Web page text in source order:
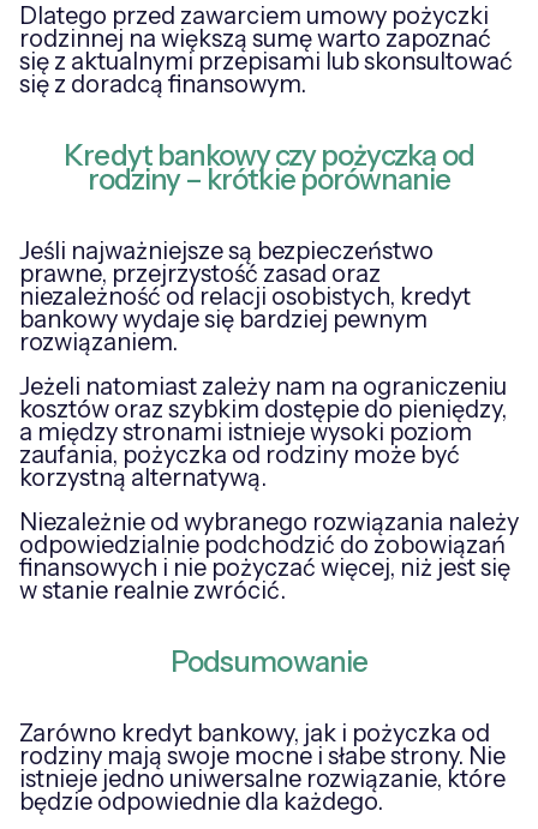
Dlatego przed zawarciem umowy pożyczki
rodzinnej na większą sumę warto zapoznać
się z aktualnymi przepisami lub skonsultować
się z doradcą finansowym.
Kredyt bankowy czy pożyczka od
rodziny – krótkie porównanie
Jeśli najważniejsze są bezpieczeństwo
prawne, przejrzystość zasad oraz
niezależność od relacji osobistych, kredyt
bankowy wydaje się bardziej pewnym
rozwiązaniem.
Jeżeli natomiast zależy nam na ograniczeniu
kosztów oraz szybkim dostępie do pieniędzy,
a między stronami istnieje wysoki poziom
zaufania, pożyczka od rodziny może być
korzystną alternatywą.
Niezależnie od wybranego rozwiązania należy
odpowiedzialnie podchodzić do zobowiązań
finansowych i nie pożyczać więcej, niż jest się
w stanie realnie zwrócić.
Podsumowanie
Zarówno kredyt bankowy, jak i pożyczka od
rodziny mają swoje mocne i słabe strony. Nie
istnieje jedno uniwersalne rozwiązanie, które
będzie odpowiednie dla każdego.